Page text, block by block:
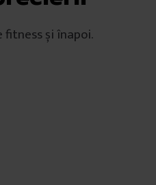
fitness și înapoi.